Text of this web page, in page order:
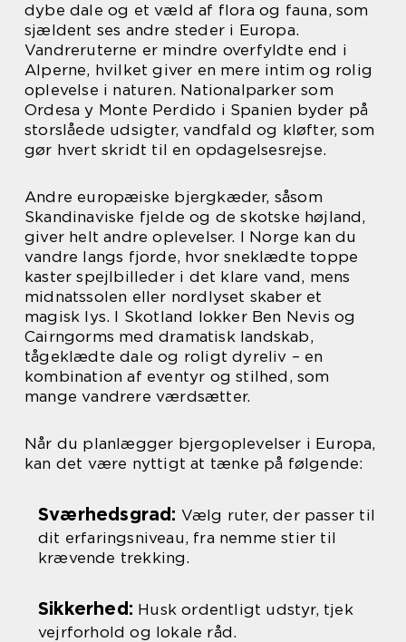
dybe dale og et væld af flora og fauna, som
sjældent ses andre steder i Europa.
Vandreruterne er mindre overfyldte end i
Alperne, hvilket giver en mere intim og rolig
oplevelse i naturen. Nationalparker som
Ordesa y Monte Perdido i Spanien byder på
storslåede udsigter, vandfald og kløfter, som
gør hvert skridt til en opdagelsesrejse.
Andre europæiske bjergkæder, såsom
Skandinaviske fjelde og de skotske højland,
giver helt andre oplevelser. I Norge kan du
vandre langs fjorde, hvor sneklædte toppe
kaster spejlbilleder i det klare vand, mens
midnatssolen eller nordlyset skaber et
magisk lys. I Skotland lokker Ben Nevis og
Cairngorms med dramatisk landskab,
tågeklædte dale og roligt dyreliv – en
kombination af eventyr og stilhed, som
mange vandrere værdsætter.
Når du planlægger bjergoplevelser i Europa,
kan det være nyttigt at tænke på følgende:
Sværhedsgrad: Vælg ruter, der passer til
dit erfaringsniveau, fra nemme stier til
krævende trekking.
Sikkerhed: Husk ordentligt udstyr, tjek
vejrforhold og lokale råd.